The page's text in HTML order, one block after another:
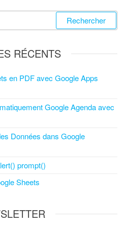
RÉCENTS
en PDF avec Google Apps
Google Agenda avec
Données dans Google
prompt()
Sheets